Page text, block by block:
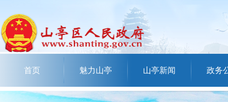
首页 魅力山亭 山亭新闻 政务